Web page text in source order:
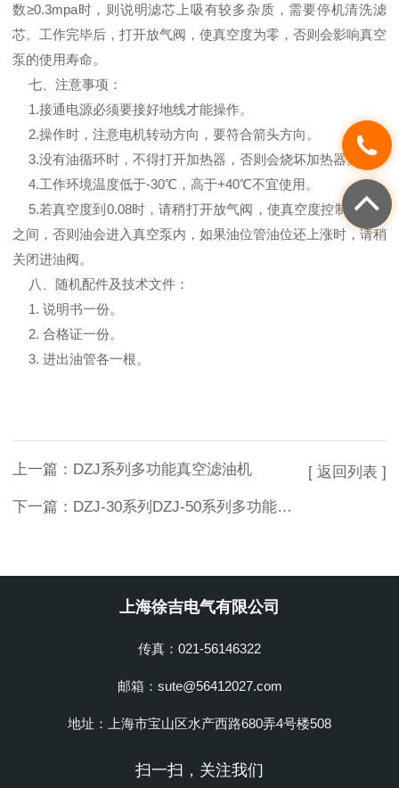
数≥0.3mpa时，则说明滤芯上吸有较多杂质，需要停机清洗滤
芯。工作完毕后，打开放气阀，使真空度为零，否则会影响真空
泵的使用寿命。
七、注意事项：
1.接通电源必须要接好地线才能操作。
2.操作时，注意电机转动方向，要符合箭头方向。
3.没有油循环时，不得打开加热器，否则会烧坏加热器。
4.工作环境温度低于-30℃，高于+40℃不宜使用。
5.若真空度到0.08时，请稍打开放气阀，使真空度控制在0.06
之间，否则油会进入真空泵内，如果油位管油位还上涨时，请稍
关闭进油阀。
八、随机配件及技术文件：
1. 说明书一份。
2. 合格证一份。
3. 进出油管各一根。
上一篇： DZJ系列多功能真空滤油机
下一篇： DZJ-30系列DZJ-50系列多功能真空滤油机
[ 返回列表 ]
上海徐吉电气有限公司
传真：021-56146322
邮箱：sute@56412027.com
地址：上海市宝山区水产西路680弄4号楼508
扫一扫，关注我们